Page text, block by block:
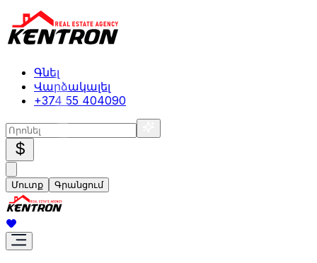
Գնել
Վարձակալել
+374 55 404090
$
Մուտք Գրանցում